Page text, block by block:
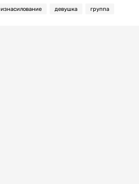
изнасилование девушка группа